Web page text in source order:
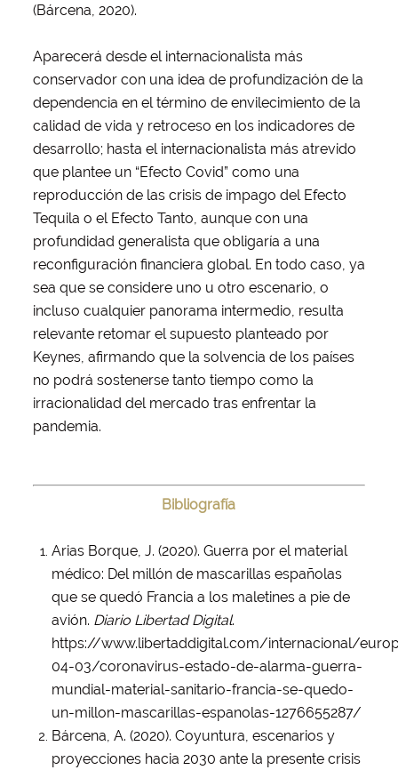
(Bárcena, 2020).
Aparecerá desde el internacionalista más
conservador con una idea de profundización de la
dependencia en el término de envilecimiento de la
calidad de vida y retroceso en los indicadores de
desarrollo; hasta el internacionalista más atrevido
que plantee un “Efecto Covid” como una
reproducción de las crisis de impago del Efecto
Tequila o el Efecto Tanto, aunque con una
profundidad generalista que obligaría a una
reconfiguración financiera global. En todo caso, ya
sea que se considere uno u otro escenario, o
incluso cualquier panorama intermedio, resulta
relevante retomar el supuesto planteado por
Keynes, afirmando que la solvencia de los países
no podrá sostenerse tanto tiempo como la
irracionalidad del mercado tras enfrentar la
pandemia.
Bibliografía
Arias Borque, J. (2020). Guerra por el material
médico: Del millón de mascarillas españolas
que se quedó Francia a los maletines a pie de
avión. Diario Libertad Digital.
https://www.libertaddigital.com/internacional/
04-03/coronavirus-estado-de-alarma-guerra-
mundial-material-sanitario-francia-se-quedo-
un-millon-mascarillas-espanolas-1276655287/
Bárcena, A. (2020). Coyuntura, escenarios y
proyecciones hacia 2030 ante la presente crisis